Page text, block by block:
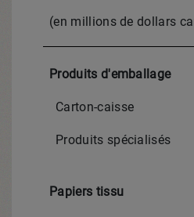
(en millions de dollars
Produits d'emballage
Carton-caisse
Produits spécialisés
Papiers tissu